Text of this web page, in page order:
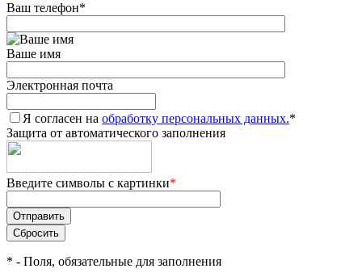
Ваш телефон*
Ваше имя
Электронная почта
Я согласен на обработку персональных данных.*
Защита от автоматического заполнения
Введите символы с картинки*
* - Поля, обязательные для заполнения